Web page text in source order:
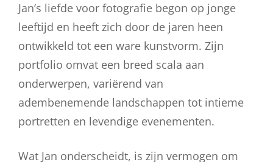
Jan’s liefde voor fotografie begon op jonge
leeftijd en heeft zich door de jaren heen
ontwikkeld tot een ware kunstvorm. Zijn
portfolio omvat een breed scala aan
onderwerpen, variërend van
adembenemende landschappen tot intieme
portretten en levendige evenementen.
Wat Jan onderscheidt, is zijn vermogen om